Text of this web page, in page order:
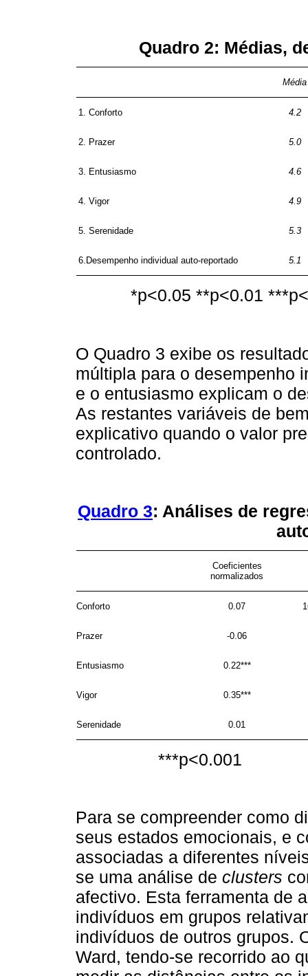
Quadro 2: Médias,
Média
1. Conforto 4.2
2. Prazer 5.0
3. Entusiasmo 4.6
4. Vigor 4.9
5. Serenidade 5.3
6.Desempenho individual auto-reportado 5.1
*p<0.05 **p<0.01
O Quadro 3 exibe os
múltipla para o desempenho
e o entusiasmo explicam o
As restantes variáveis de
explicativo quando o valor
controlado.
Quadro 3: Análises de
Coeficientes
normalizados
Conforto 0.07
Prazer -0.06
Entusiasmo 0.22***
Vigor 0.35***
Serenidade 0.01
***p<0.001
Para se compreender como
seus estados emocionais, e
associadas a diferentes
se uma análise de clusters
afectivo. Esta ferramenta de
indivíduos em grupos
indivíduos de outros grupos.
Ward, tendo-se recorrido ao